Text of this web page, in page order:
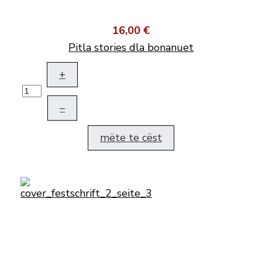
16,00 €
Pitla stories dla bonanuet
+
–
mëte te cëst